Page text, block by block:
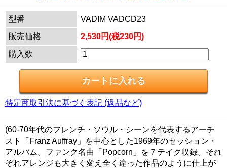
型番
VADIM VADCD23
販売価格
2,530円(税230円)
購入数
特定商取引法に基づく表記 (返品など)
(60-70年代のフレンチ・ソウル・シーンを代表するアーチ
スト「Franz Auffray」を中心とした1969年のセッション・
アルバム。ファンク名曲「Popcorn」を７テイク収録。それ
ぞれアレンジも大きく変え全く違った作品のように仕上が